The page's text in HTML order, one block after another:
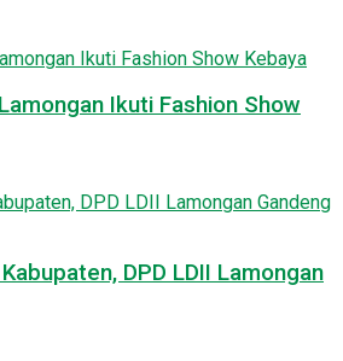
Ikuti Fashion Show
DPD LDII Lamongan